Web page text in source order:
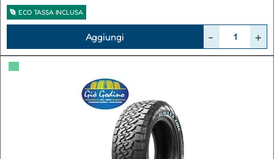
ECO TASSA INCLUSA
Aggiungi
▀